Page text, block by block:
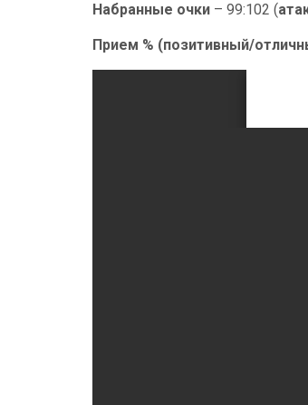
Набранные очки – 99:102 (
Прием % (позитивный/